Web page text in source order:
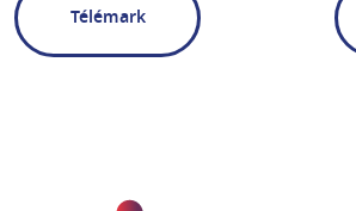
Télémark